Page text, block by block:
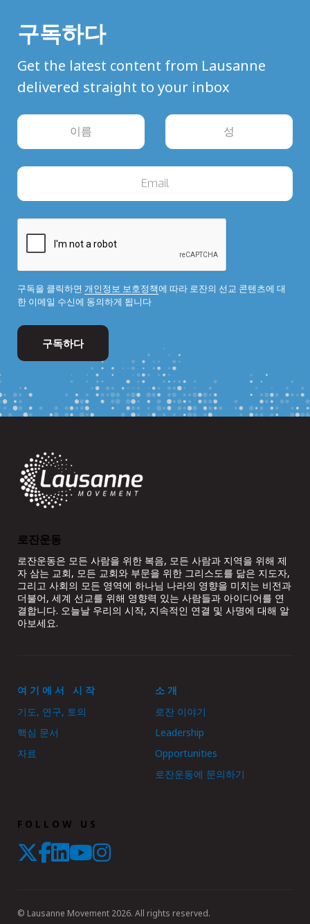
구독하다
Get the latest content from Lausanne
delivered straight to your inbox
구독을 클릭하면 개인정보 보호정책에 따라 로잔의 선교 콘텐츠에 대
한 이메일 수신에 동의하게 됩니다
로잔운동
로잔운동은 모든 사람을 위한 복음, 모든 사람과 지역을 위해 제
자 삼는 교회, 모든 교회와 부문을 위한 그리스도를 닮은 지도자,
그리고 사회의 모든 영역에 하나님 나라의 영향을 미치는 비전과
더불어, 세계 선교를 위해 영향력 있는 사람들과 아이디어를 연
결합니다. 오늘날 우리의 시작, 지속적인 연결 및 사명에 대해 알
아보세요.
여기에서 시작
기도, 연구, 토의
핵심 문서
자료
소개
로잔 이야기
Leadership
Opportunities
로잔운동에 문의하기
FOLLOW US
© Lausanne Movement 2026. All rights reserved.